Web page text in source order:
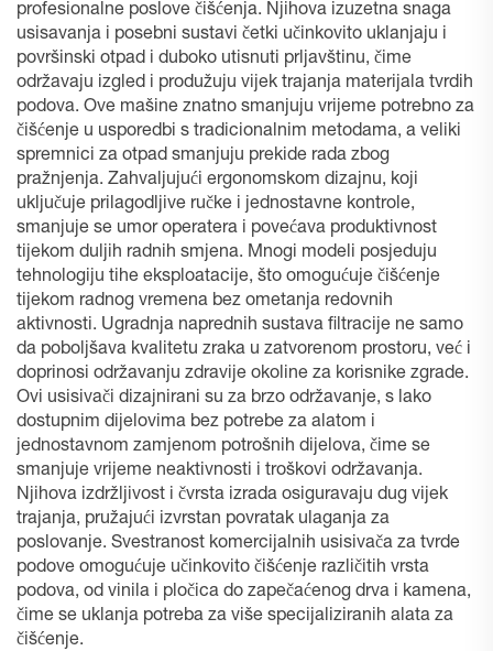
profesionalne poslove čišćenja. Njihova izuzetna snaga
usisavanja i posebni sustavi četki učinkovito uklanjaju i
površinski otpad i duboko utisnuti prljavštinu, čime
održavaju izgled i produžuju vijek trajanja materijala tvrdih
podova. Ove mašine znatno smanjuju vrijeme potrebno za
čišćenje u usporedbi s tradicionalnim metodama, a veliki
spremnici za otpad smanjuju prekide rada zbog
pražnjenja. Zahvaljujući ergonomskom dizajnu, koji
uključuje prilagodljive ručke i jednostavne kontrole,
smanjuje se umor operatera i povećava produktivnost
tijekom duljih radnih smjena. Mnogi modeli posjeduju
tehnologiju tihe eksploatacije, što omogućuje čišćenje
tijekom radnog vremena bez ometanja redovnih
aktivnosti. Ugradnja naprednih sustava filtracije ne samo
da poboljšava kvalitetu zraka u zatvorenom prostoru, već i
doprinosi održavanju zdravije okoline za korisnike zgrade.
Ovi usisivači dizajnirani su za brzo održavanje, s lako
dostupnim dijelovima bez potrebe za alatom i
jednostavnom zamjenom potrošnih dijelova, čime se
smanjuje vrijeme neaktivnosti i troškovi održavanja.
Njihova izdržljivost i čvrsta izrada osiguravaju dug vijek
trajanja, pružajući izvrstan povratak ulaganja za
poslovanje. Svestranost komercijalnih usisivača za tvrde
podove omogućuje učinkovito čišćenje različitih vrsta
podova, od vinila i pločica do zapečaćenog drva i kamena,
čime se uklanja potreba za više specijaliziranih alata za
čišćenje.